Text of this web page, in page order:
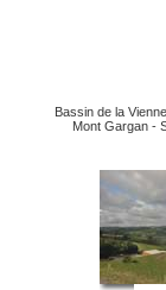
Bassin de la
Mont Gargan -